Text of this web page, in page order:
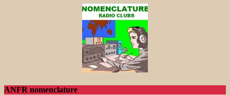
ANFR nomenclature